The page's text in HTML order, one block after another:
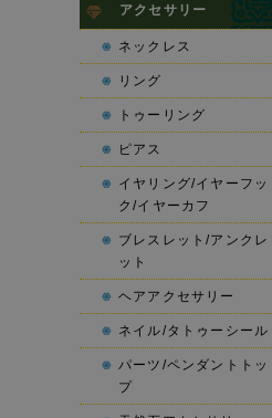
アクセサリー
ネックレス
リング
トゥーリング
ピアス
イヤリング/イヤーフッ
ク/イヤーカフ
ブレスレット/アンクレ
ット
ヘアアクセサリー
ネイル/タトゥーシール
パーツ/ペンダントトッ
プ